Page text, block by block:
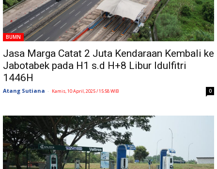
BUMN
Jasa Marga Catat 2 Juta Kendaraan Kembali ke
Jabotabek pada H1 s.d H+8 Libur Idulfitri
1446H
Atang Sutiana - Kamis, 10 April, 2025 / 15:58 WIB 0